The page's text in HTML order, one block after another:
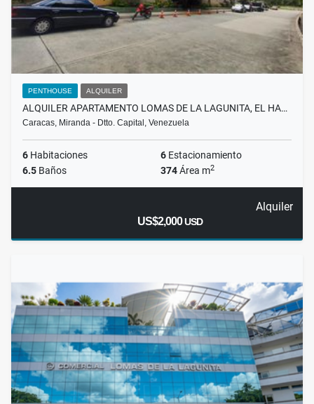
PENTHOUSE ALQUILER
ALQUILER APARTAMENTO LOMAS DE LA LAGUNITA, EL HA…
Caracas, Miranda - Dtto. Capital, Venezuela
6 Habitaciones 6 Estacionamiento
6.5 Baños 374Área m2
Alquiler
US$2,000USD